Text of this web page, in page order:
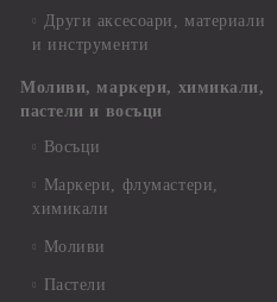
Други аксесоари, материали
и инструменти
Моливи, маркери, химикали,
пастели и восъци
Восъци
Маркери, флумастери,
химикали
Моливи
Пастели